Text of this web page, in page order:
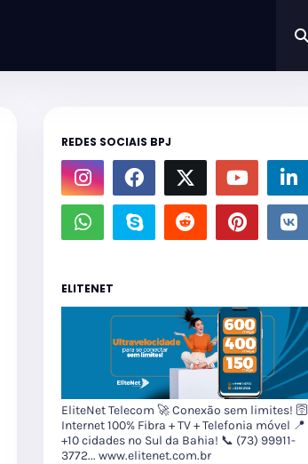
REDES SOCIAIS BPJ
ELITENET
EliteNet Telecom 🚀 Conexão sem limites! 🛜
Internet 100% Fibra + TV + Telefonia móvel 📍
+10 cidades no Sul da Bahia! 📞 (73) 99911-
3772... www.elitenet.com.br